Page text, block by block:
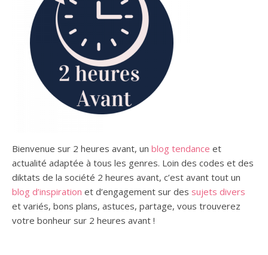
Bienvenue sur 2 heures avant, un blog tendance et
actualité adaptée à tous les genres. Loin des codes et des
diktats de la société 2 heures avant, c’est avant tout un
blog d’inspiration et d’engagement sur des sujets divers
et variés, bons plans, astuces, partage, vous trouverez
votre bonheur sur 2 heures avant !